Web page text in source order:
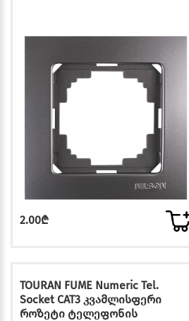
2.00₾
TOURAN FUME Numeric Tel.
Socket CAT3 კვამლისფერი
როზეტი ტელეფონის